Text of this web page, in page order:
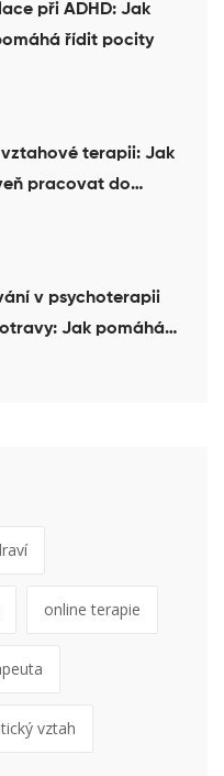
při ADHD: Jak
řídit pocity
vztahové terapii: Jak
pracovat do
v psychoterapii
Jak pomáhá
online terapie
vztah